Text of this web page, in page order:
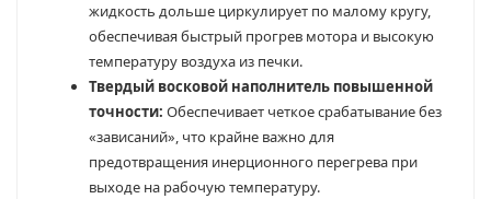
жидкость дольше циркулирует по малому кругу,
обеспечивая быстрый прогрев мотора и высокую
температуру воздуха из печки.
Твердый восковой наполнитель повышенной
точности: Обеспечивает четкое срабатывание без
«зависаний», что крайне важно для
предотвращения инерционного перегрева при
выходе на рабочую температуру.